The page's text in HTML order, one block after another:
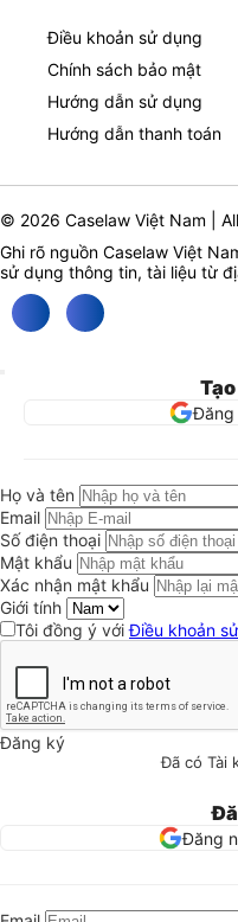
Điều khoản sử dụng
Chính sách bảo mật
Hướng dẫn sử dụng
Hướng dẫn thanh toán
© 2026 Caselaw Việt Nam |
Ghi rõ nguồn Caselaw Việt
sử dụng thông tin, tài liệu từ
Đăng
Họ và tên
Email
Số điện thoại
Mật khẩu
Xác nhận mật khẩu
Giới tính
Tôi đồng ý vớiĐiều khoản
Đăng ký
Đã có Tài
Đăng